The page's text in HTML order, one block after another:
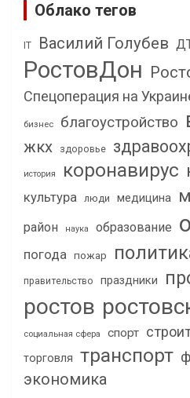
Облако тегов
IT Василий Голубев
РостовДон
Спецоперация на
бизнес благоустройство
жкх здоровье
история коронавирус
культура люди медицина
район
наука образование
погода пожар
правительство праздники
ростов
социальная сфера спорт
торговля транспорт
экономика